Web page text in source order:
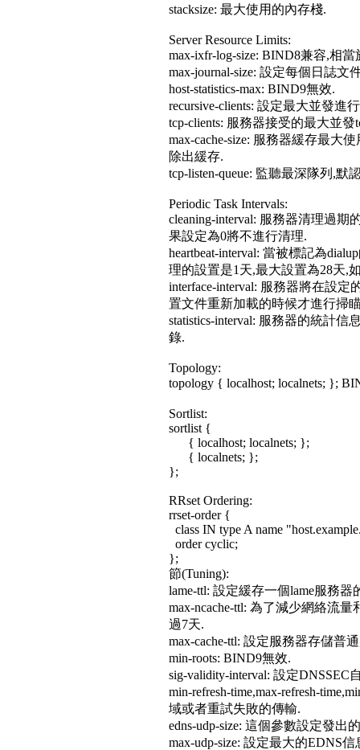
stacksize: 最大使用的內存棧.
Server Resource Limits:
max-ixfr-log-size: BIND8兼容,相當
max-journal-size: 設定每個日誌文
host-statistics-max: BIND9無效.
recursive-clients: 設定最大並發進
tcp-clients: 服務器接受的最大並發
max-cache-size: 服務器緩存最大
除出緩存.
tcp-listen-queue: 監聽最深隊列,默
Periodic Task Intervals:
cleaning-interval: 服務器清理過
果設定為0將不進行清理.
heartbeat-interval: 當被標記為
理的設置是1天,最大設置為28天,
interface-interval: 服務器將在設
置文件重新加載的時候才進行掃
statistics-interval: 服務器的統計
錄.
Topology:
topology { localhost; localnets; };
Sortlist:
sortlist {
{ localhost; localnets; };
{ localnets; };
};
RRset Ordering:
rrset-order {
class IN type A name
order cyclic;
};
節(Tuning):
lame-ttl: 設定緩存一個lame服務
max-ncache-ttl: 為了減少網絡流
過7天.
max-cache-ttl: 設定服務器存儲普
min-roots: BIND9無效.
sig-validity-interval: 設定
min-refresh-time,max-refresh-
域或者重試失敗的傳輸.
edns-udp-size: 這個參數設定發出
max-udp-size: 設定最大的EDNS